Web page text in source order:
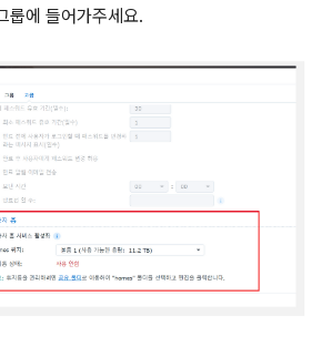
룹에 들어가주세요.